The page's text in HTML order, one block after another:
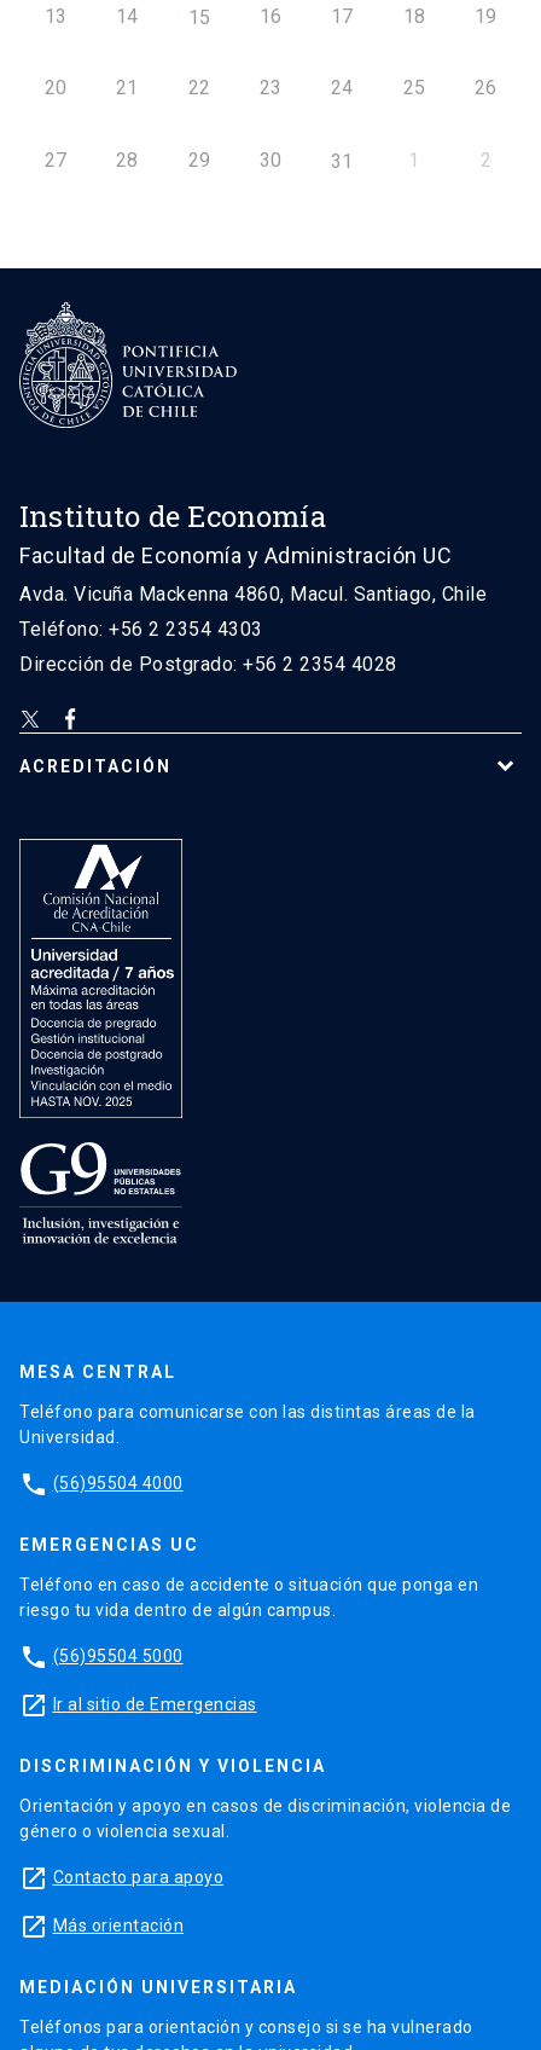
13 14 15 16 17 18 19
20 21 22 23 24 25 26
27 28 29 30 31 1 2
Instituto de Economía
Facultad de Economía y Administración UC
Avda. Vicuña Mackenna 4860, Macul. Santiago, Chile
Teléfono: +56 2 2354 4303
Dirección de Postgrado: +56 2 2354 4028
ACREDITACIÓN
MESA CENTRAL
Teléfono para comunicarse con las distintas áreas de la
Universidad.
phone (56)95504 4000
EMERGENCIAS UC
Teléfono en caso de accidente o situación que ponga en
riesgo tu vida dentro de algún campus.
phone (56)95504 5000
launch Ir al sitio de Emergencias
DISCRIMINACIÓN Y VIOLENCIA
Orientación y apoyo en casos de discriminación, violencia de
género o violencia sexual.
launch Contacto para apoyo
launch Más orientación
MEDIACIÓN UNIVERSITARIA
Teléfonos para orientación y consejo si se ha vulnerado